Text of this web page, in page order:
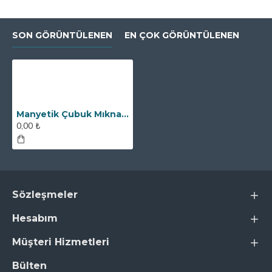
SON GÖRÜNTÜLENEN EN ÇOK GÖRÜNTÜLENEN
Manyetik Çubuk Mıknatıs Neodyum - 32x200 mm - Paslanmaz Saplı
0,00 ₺
Sözleşmeler
Hesabım
Müşteri Hizmetleri
Bülten